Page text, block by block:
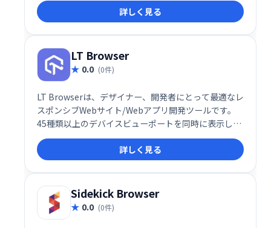
作成できます。直感的な操作で作業効率を大幅に向上
させ、生産性を高めます。
詳しく見る
LT Browser
0.0 (0件)
LT Browserは、デザイナー、開発者にとって最適なレ
スポンシブWebサイト/Webアプリ開発ツールです。
45種類以上のデバイスビューポートを同時に表示し、
迅速な構築とデバッグを可能にします。見栄えとパフ
ォーマンスを両立した高品質なWebサイト開発を実現
したい方におすすめです。直感的な操作性で、効率的
なワークフローをサポートします。
詳しく見る
Sidekick Browser
0.0 (0件)